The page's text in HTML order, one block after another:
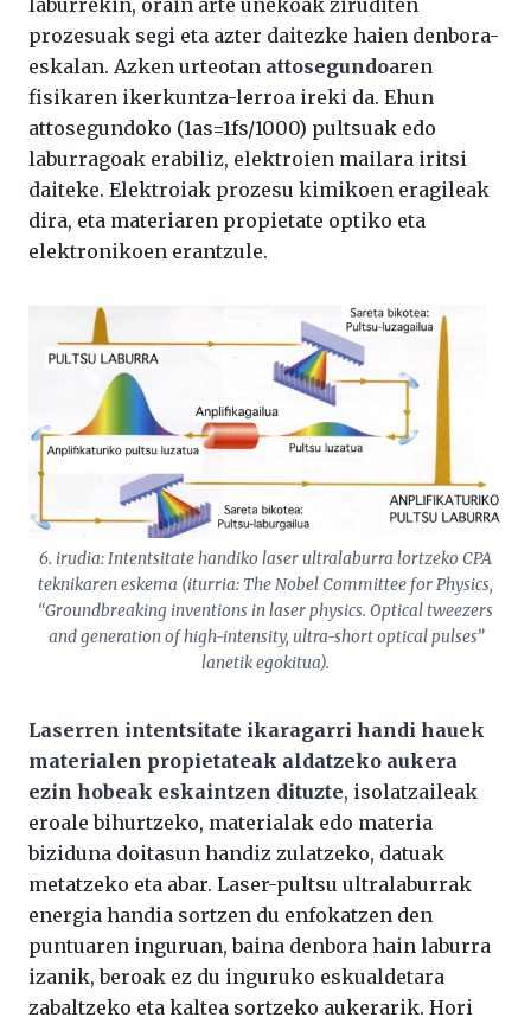
prozesuak segi eta azter daitezke haien denbora-
eskalan. Azken urteotan attosegundoaren
fisikaren ikerkuntza-lerroa ireki da. Ehun
attosegundoko (1as=1fs/1000) pultsuak edo
laburragoak erabiliz, elektroien mailara iritsi
daiteke. Elektroiak prozesu kimikoen eragileak
dira, eta materiaren propietate optiko eta
elektronikoen erantzule.
6. irudia: Intentsitate handiko laser ultralaburra lortzeko CPA
teknikaren eskema (iturria: The Nobel Committee for Physics,
“Groundbreaking inventions in laser physics. Optical tweezers
and generation of high-intensity, ultra-short optical pulses”
lanetik egokitua).
Laserren intentsitate ikaragarri handi hauek
materialen propietateak aldatzeko aukera
ezin hobeak eskaintzen dituzte, isolatzaileak
eroale bihurtzeko, materialak edo materia
biziduna doitasun handiz zulatzeko, datuak
metatzeko eta abar. Laser-pultsu ultralaburrak
energia handia sortzen du enfokatzen den
puntuaren inguruan, baina denbora hain laburra
izanik, beroak ez du inguruko eskualdetara
zabaltzeko eta kaltea sortzeko aukerarik. Hori